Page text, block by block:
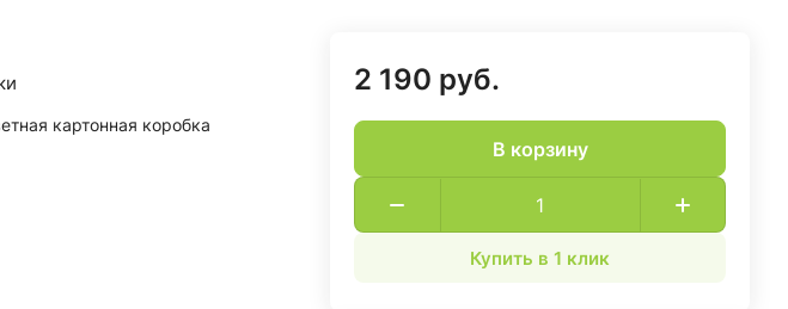
картонная коробка
2 190 руб.
В корзину
Купить в 1 клик